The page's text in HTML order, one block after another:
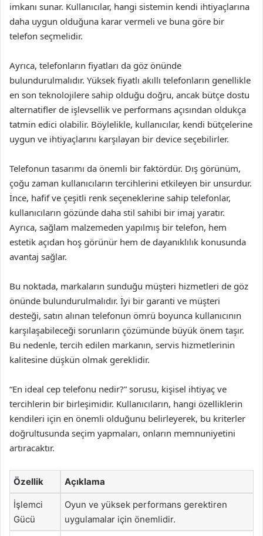
imkanı sunar. Kullanıcılar, hangi sistemin kendi ihtiyaçlarına
daha uygun olduğuna karar vermeli ve buna göre bir
telefon seçmelidir.
Ayrıca, telefonların fiyatları da göz önünde
bulundurulmalıdır. Yüksek fiyatlı akıllı telefonların genellikle
en son teknolojilere sahip olduğu doğru, ancak bütçe dostu
alternatifler de işlevsellik ve performans açısından oldukça
tatmin edici olabilir. Böylelikle, kullanıcılar, kendi bütçelerine
uygun ve ihtiyaçlarını karşılayan bir device seçebilirler.
Telefonun tasarımı da önemli bir faktördür. Dış görünüm,
çoğu zaman kullanıcıların tercihlerini etkileyen bir unsurdur.
İnce, hafif ve çeşitli renk seçeneklerine sahip telefonlar,
kullanıcıların gözünde daha stil sahibi bir imaj yaratır.
Ayrıca, sağlam malzemeden yapılmış bir telefon, hem
estetik açıdan hoş görünür hem de dayanıklılık konusunda
avantaj sağlar.
Bu noktada, markaların sunduğu müşteri hizmetleri de göz
önünde bulundurulmalıdır. İyi bir garanti ve müşteri
desteği, satın alınan telefonun ömrü boyunca kullanıcının
karşılaşabileceği sorunların çözümünde büyük önem taşır.
Bu nedenle, tercih edilen markanın, servis hizmetlerinin
kalitesine düşkün olmak gereklidir.
“En ideal cep telefonu nedir?” sorusu, kişisel ihtiyaç ve
tercihlerin bir birleşimidir. Kullanıcıların, hangi özelliklerin
kendileri için en önemli olduğunu belirleyerek, bu kriterler
doğrultusunda seçim yapmaları, onların memnuniyetini
artıracaktır.
Özellik Açıklama
İşlemci
Gücü
Oyun ve yüksek performans gerektiren
uygulamalar için önemlidir.